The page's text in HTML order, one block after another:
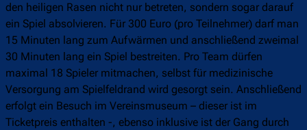
den heiligen Rasen nicht nur betreten, sondern sogar darauf
ein Spiel absolvieren. Für 300 Euro (pro Teilnehmer) darf man
15 Minuten lang zum Aufwärmen und anschließend zweimal
30 Minuten lang ein Spiel bestreiten. Pro Team dürfen
maximal 18 Spieler mitmachen, selbst für medizinische
Versorgung am Spielfeldrand wird gesorgt sein. Anschließend
erfolgt ein Besuch im Vereinsmuseum – dieser ist im
Ticketpreis enthalten -, ebenso inklusive ist der Gang durch